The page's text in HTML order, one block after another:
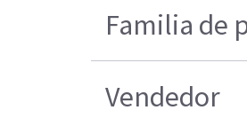
Familia de
Vendedor